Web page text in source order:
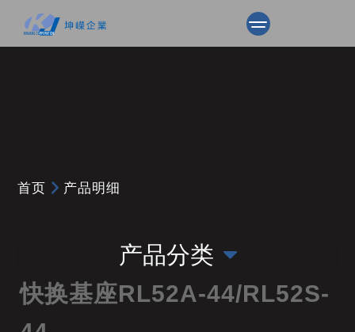
首页 产品明细
产品分类
快换基座RL52A-44/RL52S-